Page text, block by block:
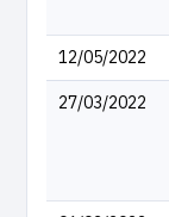
12/05/2022
27/03/2022